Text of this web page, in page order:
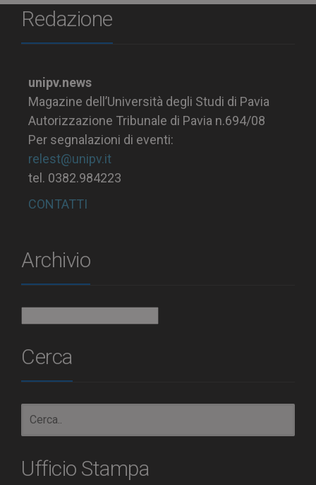
Redazione
unipv.news
Magazine dell’Università degli Studi di Pavia
Autorizzazione Tribunale di Pavia n.694/08
Per segnalazioni di eventi:
relest@unipv.it
tel. 0382.984223
CONTATTI
Archivio
Cerca
Ufficio Stampa